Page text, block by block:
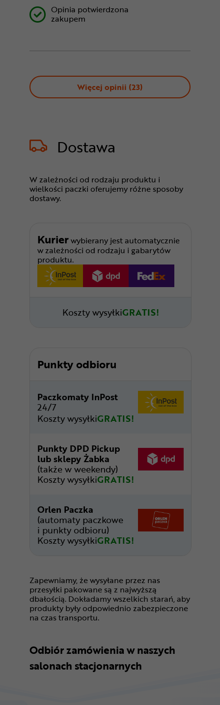
Opinia potwierdzona
zakupem
Więcej opinii (23)
Dostawa
W zależności od rodzaju produktu i
wielkości paczki oferujemy różne sposoby
dostawy.
Kurierwybierany jest automatycznie
w zależności od rodzaju i gabarytów
produktu.
Koszty wysyłkiGRATIS!
Punkty odbioru
Paczkomaty InPost
24/7
Koszty wysyłkiGRATIS!
Punkty DPD Pickup
lub sklepy Żabka
(także w weekendy)
Koszty wysyłkiGRATIS!
Orlen Paczka
(automaty paczkowe
i punkty odbioru)
Koszty wysyłkiGRATIS!
Zapewniamy, że wysyłane przez nas
przesyłki pakowane są z najwyższą
dbałością. Dokładamy wszelkich starań, aby
produkty były odpowiednio zabezpieczone
na czas transportu.
Odbiór zamówienia w naszych
salonach stacjonarnych